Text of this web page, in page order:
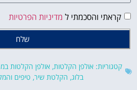
קראתי והסכמתי ל מדיניות הפרטיות
שלח
קטגוריות: אולפן הקלטות,אולפן הקלטות
בלוג, הקלטת שיר, טיפים